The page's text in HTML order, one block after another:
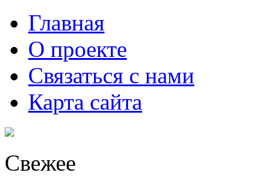
Главная
О проекте
Связаться с нами
Карта сайта
Свежее